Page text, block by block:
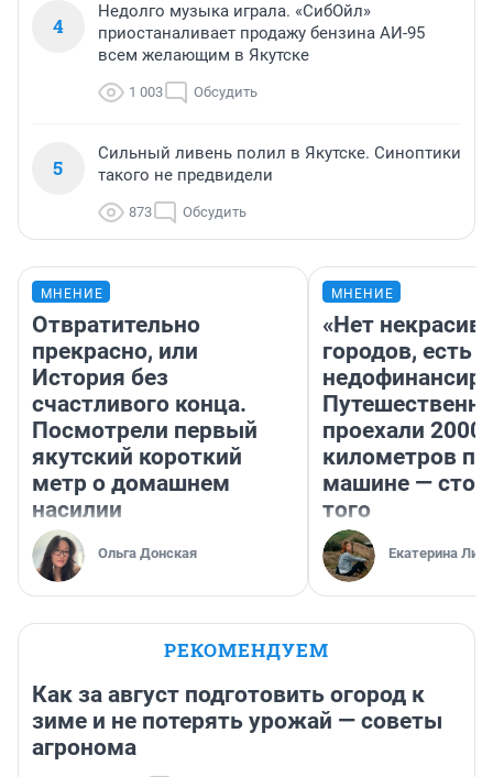
4
Недолго музыка играла. «СибОйл»
приостаналивает продажу бензина АИ-95
всем желающим в Якутске
1 003 Обсудить
5
Сильный ливень полил в Якутске. Синоптики
такого не предвидели
873 Обсудить
МНЕНИЕ
Отвратительно
прекрасно, или
История без
счастливого конца.
Посмотрели первый
якутский короткий
метр о домашнем
насилии
Ольга Донская
МНЕНИЕ
«Нет
городов, есть
проехали 2000
километров по
машине —
того
Екатерина
РЕКОМЕНДУЕМ
Как за август подготовить огород к
зиме и не потерять урожай — советы
агронома